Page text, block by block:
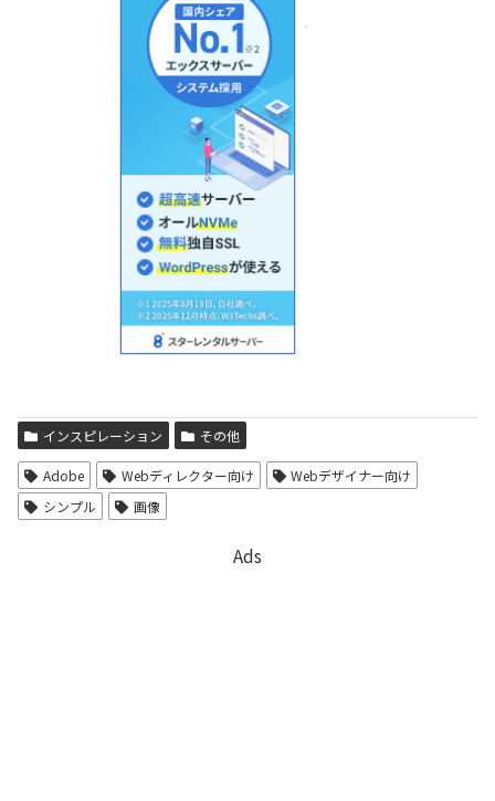
インスピレーション その他
Adobe Webディレクター向け
Webデザイナー向け
シンプル
画像
Ads